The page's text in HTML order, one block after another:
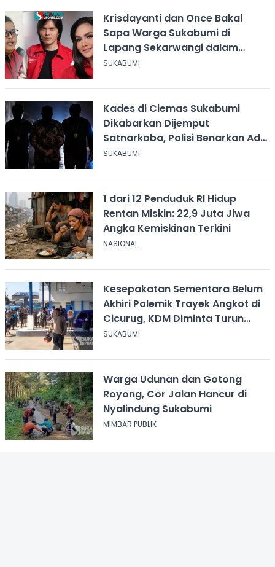
Krisdayanti dan Once Bakal
Sapa Warga Sukabumi di
Lapang Sekarwangi dalam
Rangka Hari ASI Sedunia
SUKABUMI
Kades di Ciemas Sukabumi
Dikabarkan Dijemput
Satnarkoba, Polisi Benarkan Ada
Penindakan
SUKABUMI
1 dari 12 Penduduk RI Hidup
Rentan Miskin: 22,9 Juta Jiwa
Angka Kemiskinan Terkini
NASIONAL
Kesepakatan Sementara Belum
Akhiri Polemik Trayek Angkot di
Cicurug, KDM Diminta Turun
Tangan
SUKABUMI
Warga Udunan dan Gotong
Royong, Cor Jalan Hancur di
Nyalindung Sukabumi
MIMBAR PUBLIK